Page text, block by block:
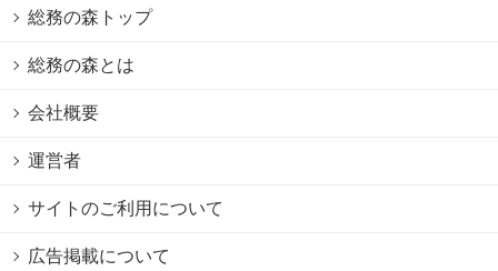
総務の森トップ
総務の森とは
会社概要
運営者
サイトのご利用について
広告掲載について